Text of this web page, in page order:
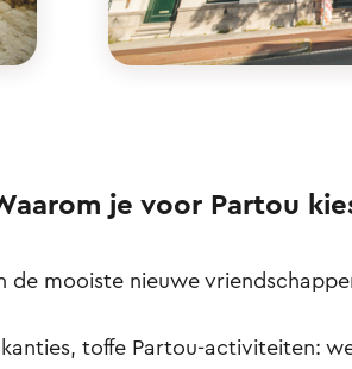
je voor Partou
de mooiste nieuwe
toffe Partou-activiteiten: